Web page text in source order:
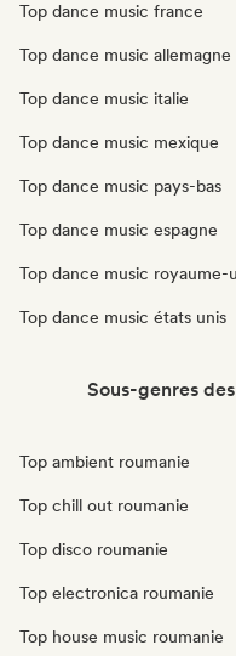
Top dance music france
Top dance music allemagne
Top dance music italie
Top dance music mexique
Top dance music pays-bas
Top dance music espagne
Top dance music royaume-
Top dance music états unis
Sous-genres
Top ambient roumanie
Top chill out roumanie
Top disco roumanie
Top electronica roumanie
Top house music roumanie